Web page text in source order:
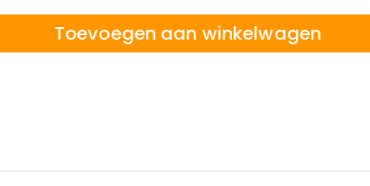
Toevoegen aan winkelwagen